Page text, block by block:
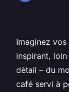
Imaginez
inspirant,
détail – du
café servi à